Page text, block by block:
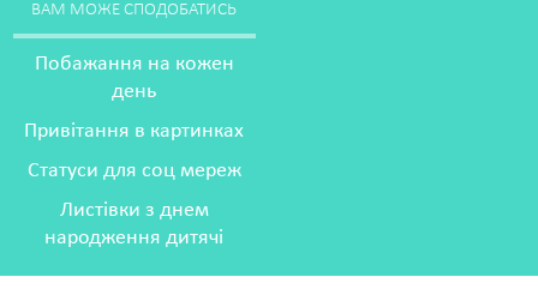
ВАМ МОЖЕ СПОДОБАТИСЬ
Побажання на кожен
день
Привітання в картинках
Статуси для соц мереж
Листівки з днем
народження дитячі